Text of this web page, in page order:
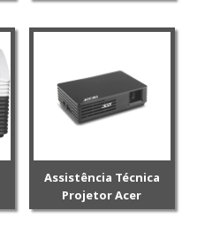
Assistência Técnica
Projetor Acer